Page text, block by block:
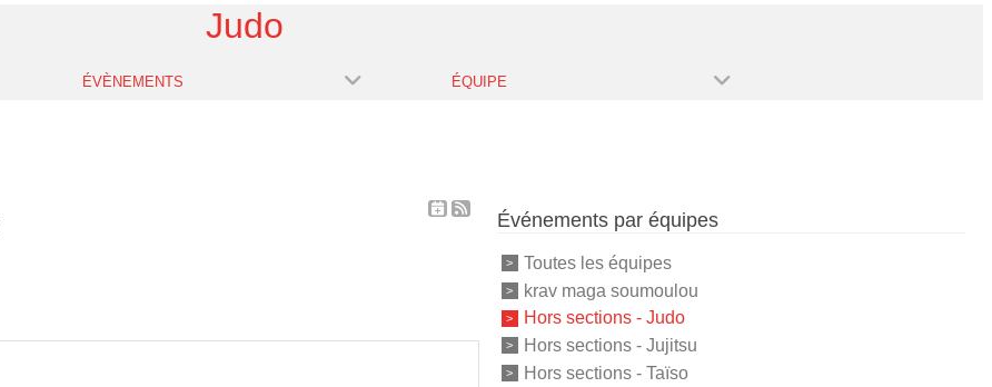
Judo
ÉVÈNEMENTS ÉQUIPE
Événements par équipes
Toutes les équipes
krav maga soumoulou
Hors sections - Judo
Hors sections - Jujitsu
Hors sections - Taïso